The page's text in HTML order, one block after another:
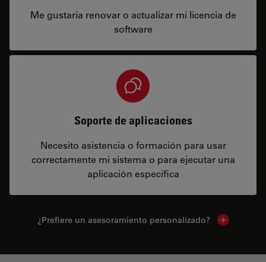
Me gustaría renovar o actualizar mi licencia de
software
Soporte de aplicaciones
Necesito asistencia o formación para usar
correctamente mi sistema o para ejecutar una
aplicación específica
¿Prefiere un asesoramiento personalizado? Show local